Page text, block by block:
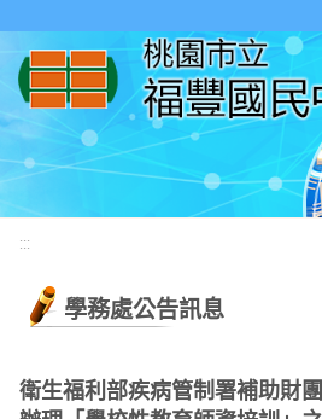
:::
學務處公告訊息
衛生福利部疾病管制署補助財